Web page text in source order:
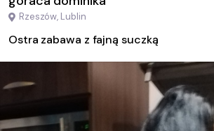
Rzeszów, Lublin
Ostra zabawa z fajną suczką